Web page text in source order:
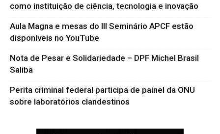
como instituição de ciência, tecnologia e inovação
Aula Magna e mesas do III Seminário APCF estão
disponíveis no YouTube
Nota de Pesar e Solidariedade – DPF Michel Brasil
Saliba
Perita criminal federal participa de painel da ONU
sobre laboratórios clandestinos